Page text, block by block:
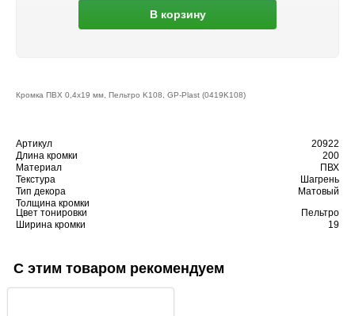
В корзину
Кромка ПВХ 0,4x19 мм, Пельтро K108, GP-Plast (0419K108)
Артикул
20922
Длина кромки
200
Материал
ПВХ
Текстура
Шагрень
Тип декора
Матовый
Толщина кромки
Цвет тонировки
Пельтро
Ширина кромки
19
С этим товаром рекомендуем